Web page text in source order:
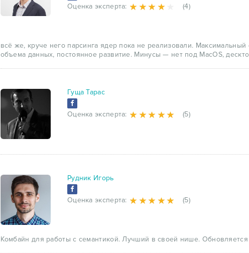
Оценка эксперта: (4)
всё же, круче него парсинга ядер пока не реализовали.
объема данных, постоянное развитие. Минусы — нет под MacOS,
Гуща Тарас
Оценка эксперта: (5)
Рудник Игорь
Оценка эксперта: (5)
Комбайн для работы с семантикой. Лучший в своей нише. Обновляется